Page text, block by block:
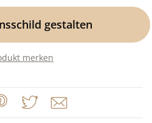
gestalten
merken